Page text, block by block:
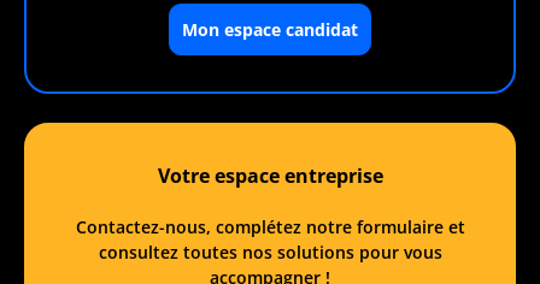
Mon espace candidat
Votre espace entreprise
Contactez-nous, complétez notre formulaire et
consultez toutes nos solutions pour vous
accompagner !